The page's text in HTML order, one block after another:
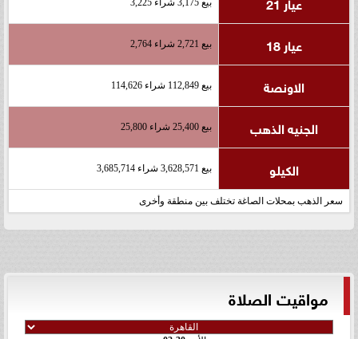
بيع 3,175 شراء 3,225
عيار 18 بيع 2,721 شراء 2,764
الاونصة بيع 112,849 شراء 114,626
الجنيه الذهب بيع 25,400 شراء 25,800
الكيلو بيع 3,628,571 شراء 3,685,714
سعر الذهب بمحلات الصاغة تختلف بين منطقة وأخرى
مواقيت الصلاة